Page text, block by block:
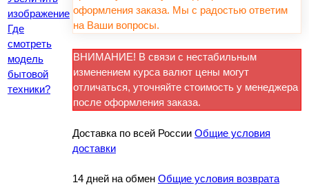
изображение
Где
смотреть
модель
бытовой
техники?
оформления заказа. Мы с радостью ответим
на Ваши вопросы.
ВНИМАНИЕ! В связи с нестабильным
изменением курса валют цены могут
отличаться, уточняйте стоимость у менеджера
после оформления заказа.
Доставка по всей России Общие условия
доставки
14 дней на обмен Общие условия возврата